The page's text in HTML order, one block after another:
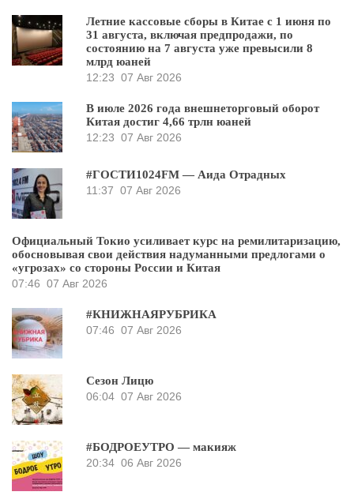
Летние кассовые сборы в Китае с 1 июня по
31 августа, включая предпродажи, по
состоянию на 7 августа уже превысили 8
млрд юаней
12:23 07 Авг 2026
В июле 2026 года внешнеторговый оборот
Китая достиг 4,66 трлн юаней
12:23 07 Авг 2026
#ГОСТИ1024FM — Аида Отрадных
11:37 07 Авг 2026
Официальный Токио усиливает курс на ремилитаризацию,
обосновывая свои действия надуманными предлогами о
«угрозах» со стороны России и Китая
07:46 07 Авг 2026
#КНИЖНАЯРУБРИКА
07:46 07 Авг 2026
Сезон Лицю
06:04 07 Авг 2026
#БОДРОЕУТРО — макияж
20:34 06 Авг 2026